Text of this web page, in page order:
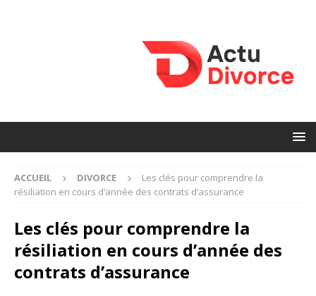
ACCUEIL DIVORCE
Les clés pour comprendre la
résiliation en cours d’année des contrats d’assurance
Les clés pour comprendre la
résiliation en cours d’année des
contrats d’assurance